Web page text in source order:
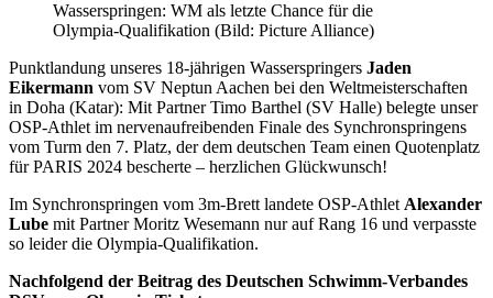
Wasserspringen: WM als letzte Chance für die
Olympia-Qualifikation (Bild: Picture Alliance)
Punktlandung unseres 18-jährigen Wasserspringers Jaden
Eikermann vom SV Neptun Aachen bei den Weltmeisterschaften
in Doha (Katar): Mit Partner Timo Barthel (SV Halle) belegte unser
OSP-Athlet im nervenaufreibenden Finale des Synchronspringens
vom Turm den 7. Platz, der dem deutschen Team einen Quotenplatz
für PARIS 2024 bescherte – herzlichen Glückwunsch!
Im Synchronspringen vom 3m-Brett landete OSP-Athlet Alexander
Lube mit Partner Moritz Wesemann nur auf Rang 16 und verpasste
so leider die Olympia-Qualifikation.
Nachfolgend der Beitrag des Deutschen Schwimm-Verbandes